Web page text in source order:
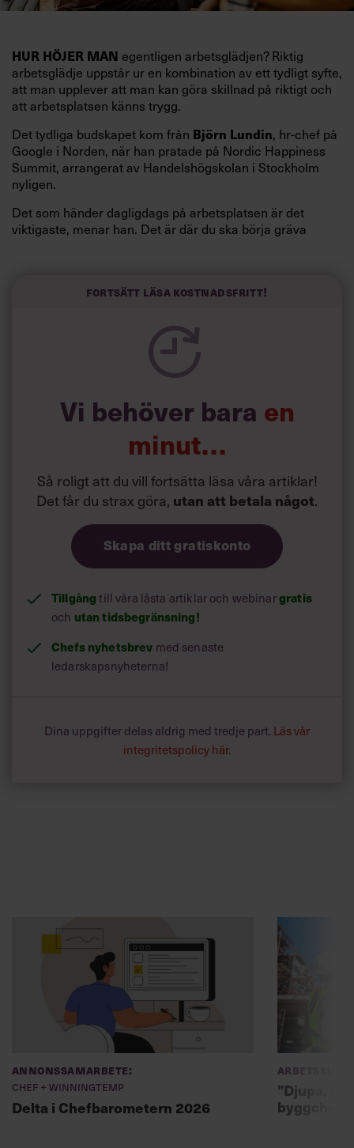
HUR HÖJER MAN egentligen arbetsglädjen? Riktig
arbetsglädje uppstår ur en kombination av ett tydligt syfte,
att man upplever att man kan göra skillnad på riktigt och
att arbetsplatsen känns trygg.
Det tydliga budskapet kom från Björn Lundin, hr-chef på
Google i Norden, när han pratade på Nordic Happiness
Summit, arrangerat av Handelshögskolan i Stockholm
nyligen.
Det som händer dagligdags på arbetsplatsen är det
viktigaste, menar han. Det är där du ska börja gräva
och höjt arbetsglädjen på Google:
Fortsätt läsa kostnadsfritt!
Vi behöver bara en
minut…
Så roligt att du vill fortsätta läsa våra artiklar!
Det får du strax göra, utan att betala något.
Skapa ditt gratiskonto
Tillgångtill våra låsta artiklar och webinargratis
och utan tidsbegränsning!
Chefs nyhetsbrev med senaste
ledarskapsnyheterna!
Dina uppgifter delas aldrig med tredje part. Läs vår
integritetspolicy här.
Annonssamarbete:
Chef + Winningtemp
Delta i Chefbarometern 2026
”Djupa,